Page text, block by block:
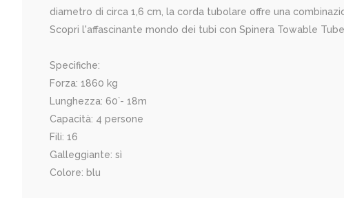
diametro di circa 1,6 cm, la corda tubolare offre una
Scopri l'affascinante mondo dei tubi con Spinera Towable
Specifiche:
Forza: 1860 kg
Lunghezza: 60`- 18m
Capacità: 4 persone
Fili: 16
Galleggiante: sì
Colore: blu